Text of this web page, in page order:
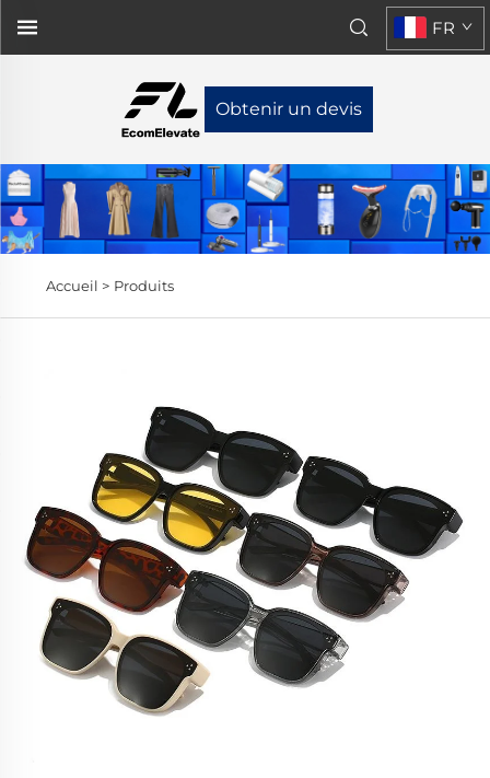
Obtenir un devis
FR
Accueil > Produits